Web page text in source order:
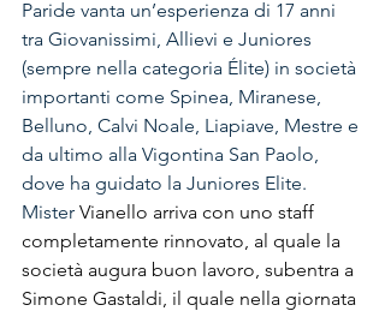
Paride vanta un’esperienza di 17 anni
tra Giovanissimi, Allievi e Juniores
(sempre nella categoria Élite) in società
importanti come Spinea, Miranese,
Belluno, Calvi Noale, Liapiave, Mestre e
da ultimo alla Vigontina San Paolo,
dove ha guidato la Juniores Elite.
Mister Vianello arriva con uno staff
completamente rinnovato, al quale la
società augura buon lavoro, subentra a
Simone Gastaldi, il quale nella giornata